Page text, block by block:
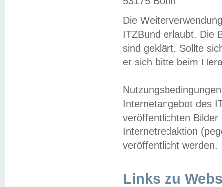
Die
ITZBund erlaubt. Die
sind geklärt. Sollte
er sich bitte beim
Internetangebot des
veröffentlichten
Internetredaktion
veröffentlicht werden.
Links zu